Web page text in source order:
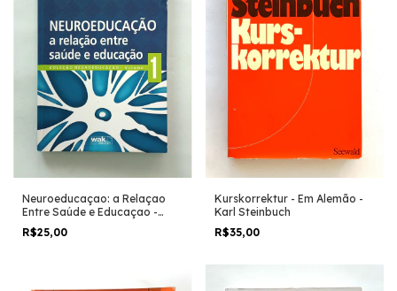
Neuroeducaçao: a Relaçao
Entre Saúde e Educaçao -
Heber Maia (org.)
R$25,00
Kurskorrektur - Em Alemão -
Karl Steinbuch
R$35,00